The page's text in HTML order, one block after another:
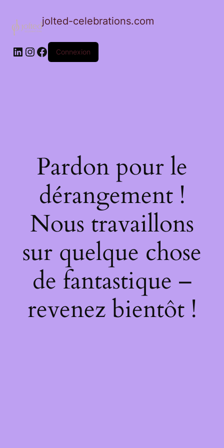
jolted-celebrations.com
LinkedIn
Instagram
Facebook
Connexion
Pardon pour le
dérangement !
Nous travaillons
sur quelque chose
de fantastique –
revenez bientôt !